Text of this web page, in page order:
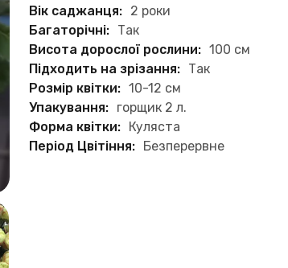
Вік саджанця: 2 роки
Багаторічні: Так
Висота дорослої рослини: 100 см
Підходить на зрізання: Так
Розмір квітки: 10-12 см
Упакування: горщик 2 л.
Форма квітки: Куляста
Період Цвітіння: Безперервне